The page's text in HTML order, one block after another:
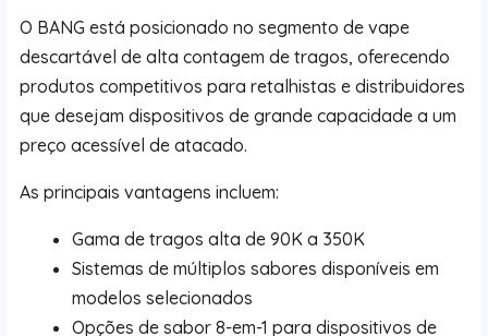
O BANG está posicionado no segmento de vape
descartável de alta contagem de tragos, oferecendo
produtos competitivos para retalhistas e distribuidores
que desejam dispositivos de grande capacidade a um
preço acessível de atacado.
As principais vantagens incluem:
Gama de tragos alta de 90K a 350K
Sistemas de múltiplos sabores disponíveis em
modelos selecionados
Opções de sabor 8-em-1 para dispositivos de